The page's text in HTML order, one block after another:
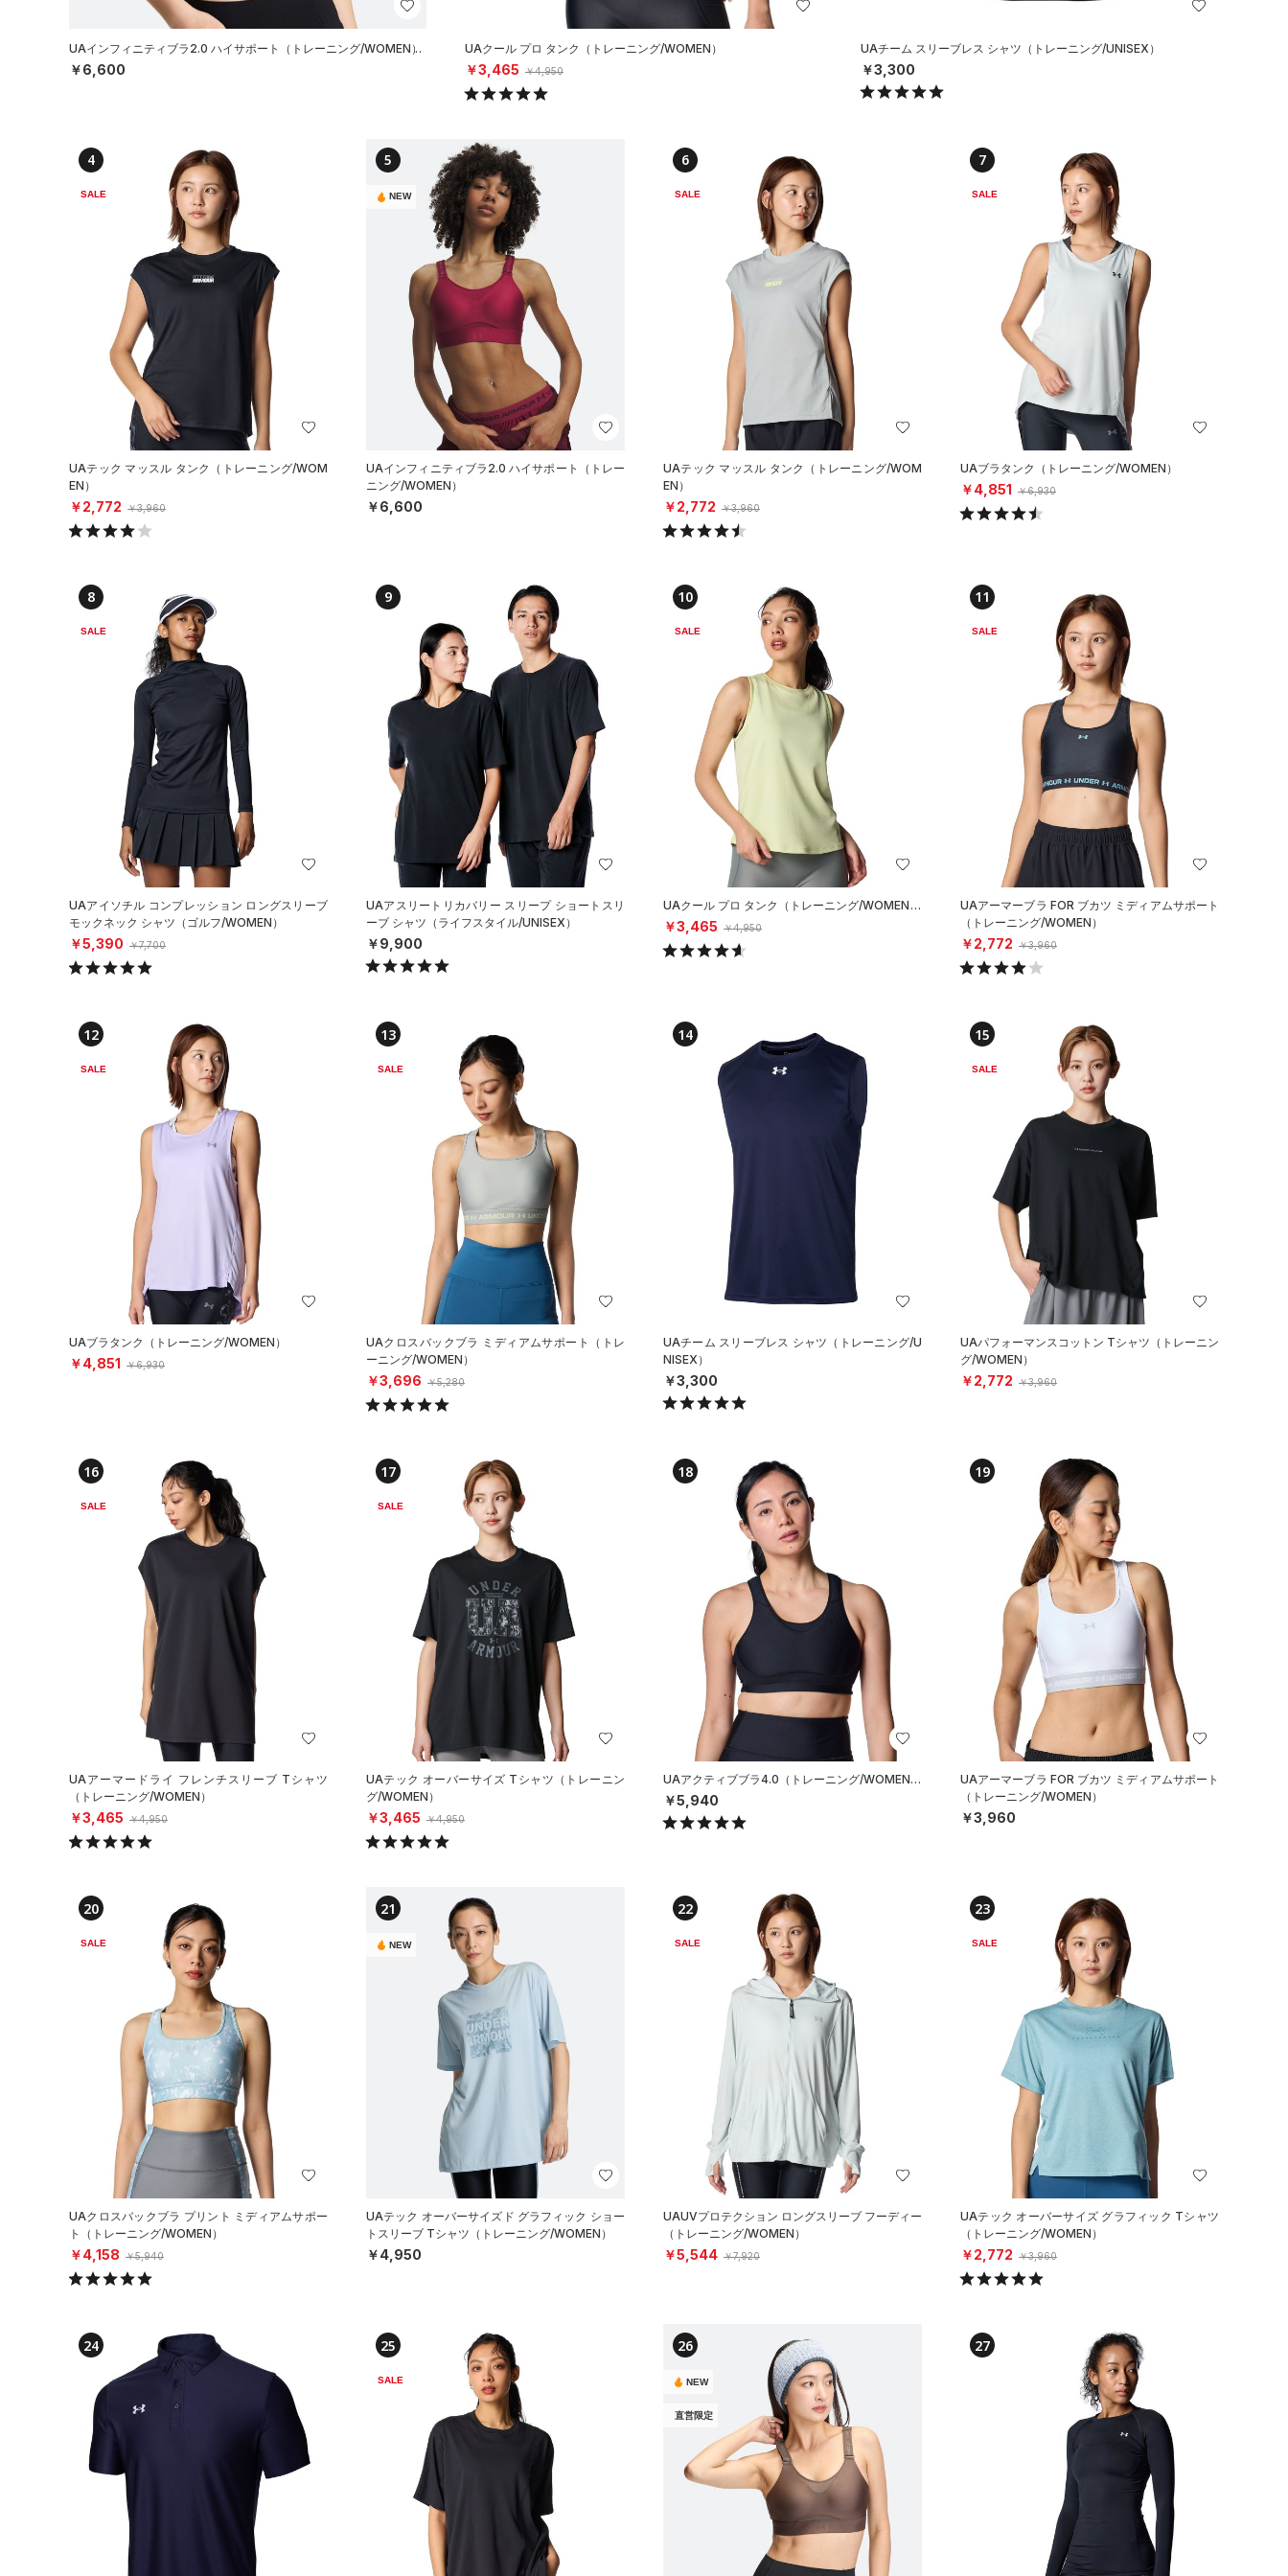
UAインフィニティブラ2.0 ハイサポート（トレーニング/WOMEN）
￥6,600
UAクール プロ タンク（トレーニング/WOMEN）
￥3,465 ￥4,950
UAチーム スリーブレス シャツ（トレーニング/UNISEX）
￥3,300
4
SALE
UAテック マッスル タンク（トレーニング/WOM
EN）
￥2,772 ￥3,960
5
NEW
UAインフィニティブラ2.0 ハイサポート（トレー
ニング/WOMEN）
￥6,600
6
SALE
UAテック マッスル タンク（トレーニング/WOM
EN）
￥2,772 ￥3,960
7
SALE
UAブラタンク（トレーニング/WOMEN）
￥4,851 ￥6,930
8
SALE
UAアイソチル コンプレッション ロングスリーブ
モックネック シャツ（ゴルフ/WOMEN）
￥5,390 ￥7,700
9
UAアスリートリカバリー スリープ ショートスリ
ーブ シャツ（ライフスタイル/UNISEX）
￥9,900
10
SALE
UAクール プロ タンク（トレーニング/WOMEN）
￥3,465 ￥4,950
11
SALE
UAアーマーブラ FOR ブカツ ミディアムサポート
（トレーニング/WOMEN）
￥2,772 ￥3,960
12
SALE
UAブラタンク（トレーニング/WOMEN）
￥4,851 ￥6,930
13
SALE
UAクロスバックブラ ミディアムサポート（トレ
ーニング/WOMEN）
￥3,696 ￥5,280
14
UAチーム スリーブレス シャツ（トレーニング/U
NISEX）
￥3,300
15
SALE
UAパフォーマンスコットン Tシャツ（トレーニン
グ/WOMEN）
￥2,772 ￥3,960
16
SALE
UAアーマードライ フレンチスリーブ Tシャツ
（トレーニング/WOMEN）
￥3,465 ￥4,950
17
SALE
UAテック オーバーサイズ Tシャツ（トレーニン
グ/WOMEN）
￥3,465 ￥4,950
18
UAアクティブブラ4.0（トレーニング/WOMEN）
￥5,940
19
UAアーマーブラ FOR ブカツ ミディアムサポート
（トレーニング/WOMEN）
￥3,960
20
SALE
UAクロスバックブラ プリント ミディアムサポー
ト（トレーニング/WOMEN）
￥4,158 ￥5,940
21
NEW
UAテック オーバーサイズド グラフィック ショー
トスリーブ Tシャツ（トレーニング/WOMEN）
￥4,950
22
SALE
UAUVプロテクション ロングスリーブ フーディー
（トレーニング/WOMEN）
￥5,544 ￥7,920
23
SALE
UAテック オーバーサイズ グラフィック Tシャツ
（トレーニング/WOMEN）
￥2,772 ￥3,960
24 25
SALE
26
NEW
直営限定
27